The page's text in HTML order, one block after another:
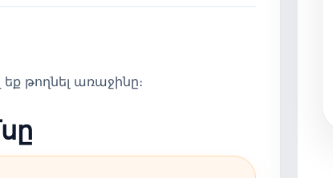
թողնել առաջինը։